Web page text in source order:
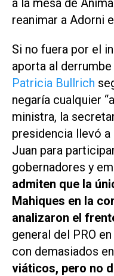
a la mesa de
reanimar a Adorni
Si no fuera por el
aporta al
Patricia Bullrich
negaría cualquier
ministra, la
presidencia llevó a
Juan para
gobernadores y
admiten que la
Mahiques en la
analizaron el
general del PRO
con demasiados
viáticos, pero no